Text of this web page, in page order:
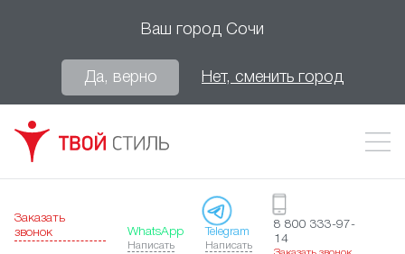
Ваш город Сочи
Да, верно Нет, сменить город
Заказать
звонок
WhatsApp
Написать
Telegram
Написать
8 800 333-97-
14